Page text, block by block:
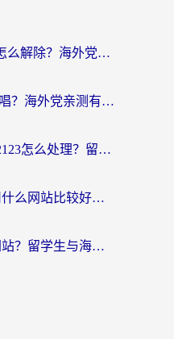
优酷手机app地域限制怎么解除？海外党亲测有效的追剧方案
全民K歌国外如何听原唱？海外党亲测有效的回国加速器选择指南
在海外如果使用交管12123怎么处理？留学生亲测有效的回国加速方案
海外看国内电视直播用什么网站比较好？一篇解决你所有追剧难题的实用指南
在国外如何打开中国网站？留学生与海外华人的无缝访问指南